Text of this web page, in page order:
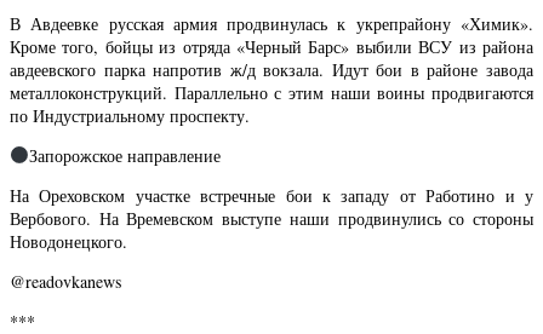
В Авдеевке русская армия продвинулась к укрепрайону «Химик».
Кроме того, бойцы из отряда «Черный Барс» выбили ВСУ из района
авдеевского парка напротив ж/д вокзала. Идут бои в районе завода
металлоконструкций. Параллельно с этим наши воины продвигаются
по Индустриальному проспекту.
Запорожское направление
На Ореховском участке встречные бои к западу от Работино и у
Вербового. На Времевском выступе наши продвинулись со стороны
Новодонецкого.
@readovkanews
***